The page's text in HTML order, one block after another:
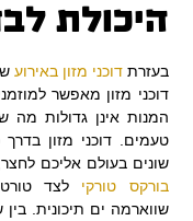
היכולת
בעזרתדוכני מזון באירוע
דוכני מזון מאפשר
המנות אינן גדולות מה
טעמים. דוכני מזון
שונים בעולם אליכם
בורקס טורקי לצד
שווארמה ים תיכונית.